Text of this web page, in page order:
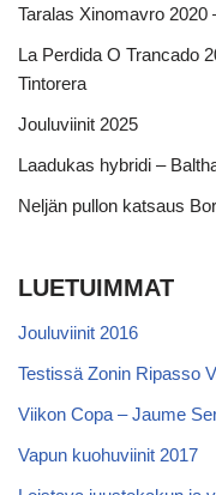
Taralas Xinomavro
La Perdida O Trancado
Tintorera
Jouluviinit 2025
Laadukas hybridi –
Neljän pullon katsaus
LUETUIMMAT
Jouluviinit 2016
Testissä Zonin Ripasso
Viikon Copa – Jaume
Vapun kuohuviinit 2017